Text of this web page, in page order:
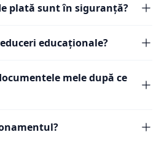
plată sunt în siguranță?
educaționale?
mele după ce